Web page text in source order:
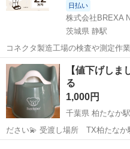
日払い
株式会社BREXA
茨城県 静駅
コネクタ製造工場の検査や測定作
日128日★クリーンルーム内作業★
★就業先食堂利用可！日払い制度あり
工場のお仕事 ◇コネクタ製造工...
茨城 常陸大宮市 静駅
【値下げし
る
1,000円
千葉県 柏たなか駅
ださい💫 受渡し場所 TX柏たな